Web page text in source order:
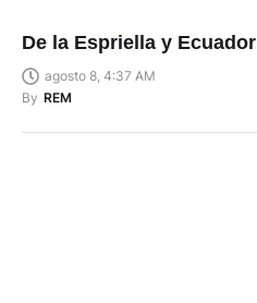
De la Espriella y Ecuador
agosto 8, 4:37 AM
By REM